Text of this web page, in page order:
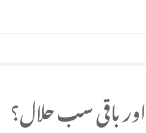
باقی سب حلال؟